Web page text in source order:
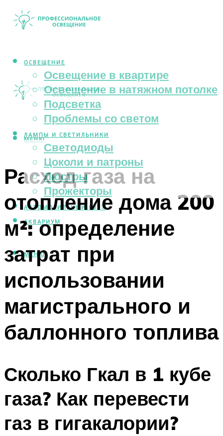
ОСВЕЩЕНИЕ
Освещение в квартире
Освещение в натяжном потолке
Подсветка
Проблемы со светом
ЛАМПЫ И СВЕТИЛЬНИКИ
Светодиоды
Цоколи и патроны
Люстры
Прожекторы
АВТОМОБИЛЬНЫЙ СВЕТ
АКВАРИУМ
МЕНЮ
МЕНЮ
Расход газа на
отопление дома 200
м²: определение
затрат при
использовании
магистрального и
баллонного топлива
Сколько Гкал в 1 кубе
газа? Как перевести
газ в гигакалории?